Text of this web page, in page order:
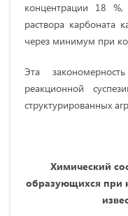
концентрации 18
раствора карбоната
через минимум при
Эта
реакционной
структурированных
Химический
образующихся при